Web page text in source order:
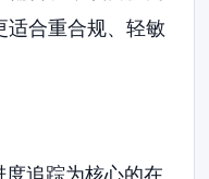
适合重合规、轻敏
追踪为核心的在